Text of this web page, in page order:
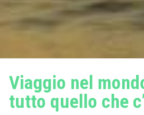
Viaggio nel
tutto quello che